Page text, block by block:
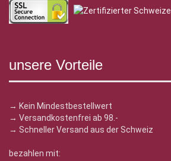
unsere Vorteile
→ Kein Mindestbestellwert
→ Versandkostenfrei ab 98.-
→ Schneller Versand aus der Schweiz
bezahlen mit: